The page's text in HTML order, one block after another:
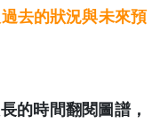
去的狀況與未來預
的時間翻閱圖譜，